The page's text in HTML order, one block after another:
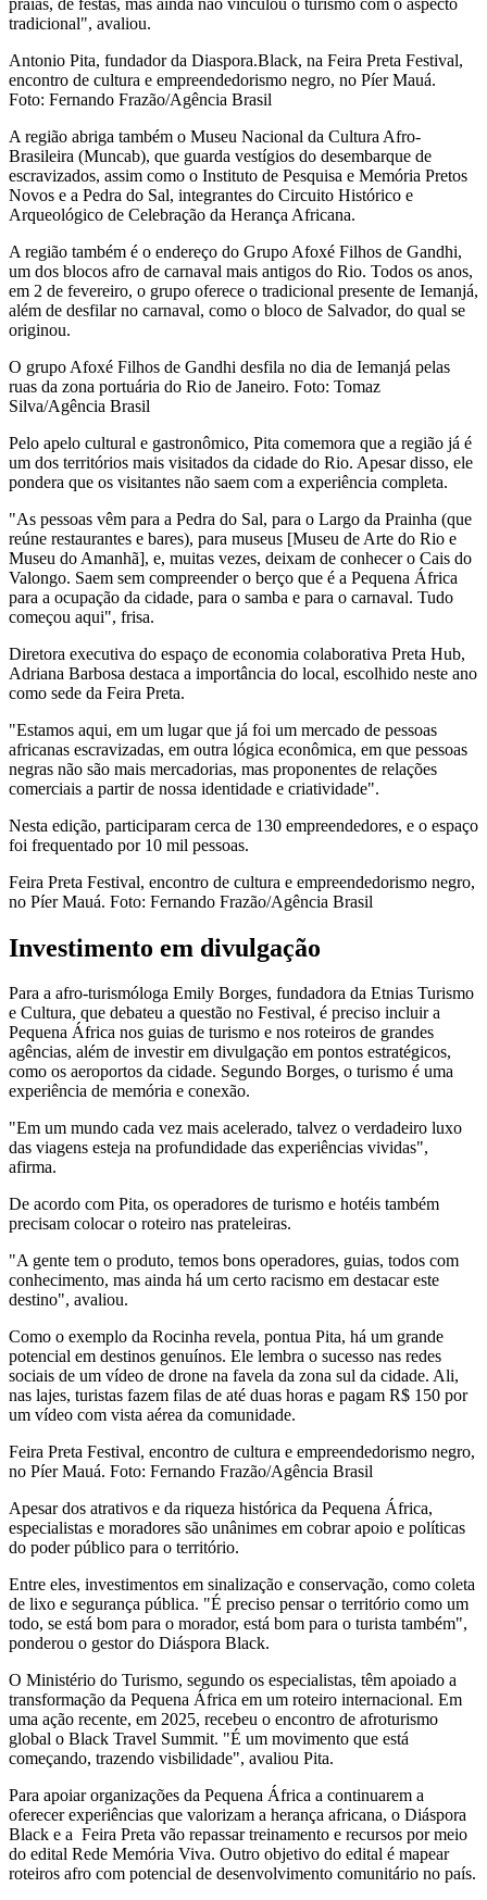
tradicional", avaliou.
Antonio Pita, fundador da Diaspora.Black, na Feira Preta Festival,
encontro de cultura e empreendedorismo negro, no Píer Mauá.
Foto: Fernando Frazão/Agência Brasil
A região abriga também o Museu Nacional da Cultura Afro-
Brasileira (Muncab), que guarda vestígios do desembarque de
escravizados, assim como o Instituto de Pesquisa e Memória Pretos
Novos e a Pedra do Sal, integrantes do Circuito Histórico e
Arqueológico de Celebração da Herança Africana.
A região também é o endereço do Grupo Afoxé Filhos de Gandhi,
um dos blocos afro de carnaval mais antigos do Rio. Todos os anos,
em 2 de fevereiro, o grupo oferece o tradicional presente de Iemanjá,
além de desfilar no carnaval, como o bloco de Salvador, do qual se
originou.
O grupo Afoxé Filhos de Gandhi desfila no dia de Iemanjá pelas
ruas da zona portuária do Rio de Janeiro. Foto: Tomaz
Silva/Agência Brasil
Pelo apelo cultural e gastronômico, Pita comemora que a região já é
um dos territórios mais visitados da cidade do Rio. Apesar disso, ele
pondera que os visitantes não saem com a experiência completa.
"As pessoas vêm para a Pedra do Sal, para o Largo da Prainha (que
reúne restaurantes e bares), para museus [Museu de Arte do Rio e
Museu do Amanhã], e, muitas vezes, deixam de conhecer o Cais do
Valongo. Saem sem compreender o berço que é a Pequena África
para a ocupação da cidade, para o samba e para o carnaval. Tudo
começou aqui", frisa.
Diretora executiva do espaço de economia colaborativa Preta Hub,
Adriana Barbosa destaca a importância do local, escolhido neste ano
como sede da Feira Preta.
"Estamos aqui, em um lugar que já foi um mercado de pessoas
africanas escravizadas, em outra lógica econômica, em que pessoas
negras não são mais mercadorias, mas proponentes de relações
comerciais a partir de nossa identidade e criatividade".
Nesta edição, participaram cerca de 130 empreendedores, e o espaço
foi frequentado por 10 mil pessoas.
Feira Preta Festival, encontro de cultura e empreendedorismo negro,
no Píer Mauá. Foto: Fernando Frazão/Agência Brasil
Investimento em divulgação
Para a afro-turismóloga Emily Borges, fundadora da Etnias Turismo
e Cultura, que debateu a questão no Festival, é preciso incluir a
Pequena África nos guias de turismo e nos roteiros de grandes
agências, além de investir em divulgação em pontos estratégicos,
como os aeroportos da cidade. Segundo Borges, o turismo é uma
experiência de memória e conexão.
"Em um mundo cada vez mais acelerado, talvez o verdadeiro luxo
das viagens esteja na profundidade das experiências vividas",
afirma.
De acordo com Pita, os operadores de turismo e hotéis também
precisam colocar o roteiro nas prateleiras.
"A gente tem o produto, temos bons operadores, guias, todos com
conhecimento, mas ainda há um certo racismo em destacar este
destino", avaliou.
Como o exemplo da Rocinha revela, pontua Pita, há um grande
potencial em destinos genuínos. Ele lembra o sucesso nas redes
sociais de um vídeo de drone na favela da zona sul da cidade. Ali,
nas lajes, turistas fazem filas de até duas horas e pagam R$ 150 por
um vídeo com vista aérea da comunidade.
Feira Preta Festival, encontro de cultura e empreendedorismo negro,
no Píer Mauá. Foto: Fernando Frazão/Agência Brasil
Apesar dos atrativos e da riqueza histórica da Pequena África,
especialistas e moradores são unânimes em cobrar apoio e políticas
do poder público para o território.
Entre eles, investimentos em sinalização e conservação, como coleta
de lixo e segurança pública. "É preciso pensar o território como um
todo, se está bom para o morador, está bom para o turista também",
ponderou o gestor do Diáspora Black.
O Ministério do Turismo, segundo os especialistas, têm apoiado a
transformação da Pequena África em um roteiro internacional. Em
uma ação recente, em 2025, recebeu o encontro de afroturismo
global o Black Travel Summit. "É um movimento que está
começando, trazendo visbilidade", avaliou Pita.
Para apoiar organizações da Pequena África a continuarem a
oferecer experiências que valorizam a herança africana, o Diáspora
Black e a Feira Preta vão repassar treinamento e recursos por meio
do edital Rede Memória Viva. Outro objetivo do edital é mapear
roteiros afro com potencial de desenvolvimento comunitário no país.